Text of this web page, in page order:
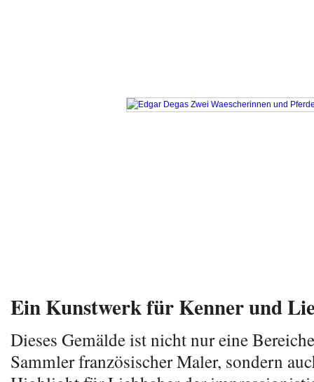
Ein Kunstwerk für Kenner und
Dieses Gemälde ist nicht nur eine
Sammler französischer Maler, sondern